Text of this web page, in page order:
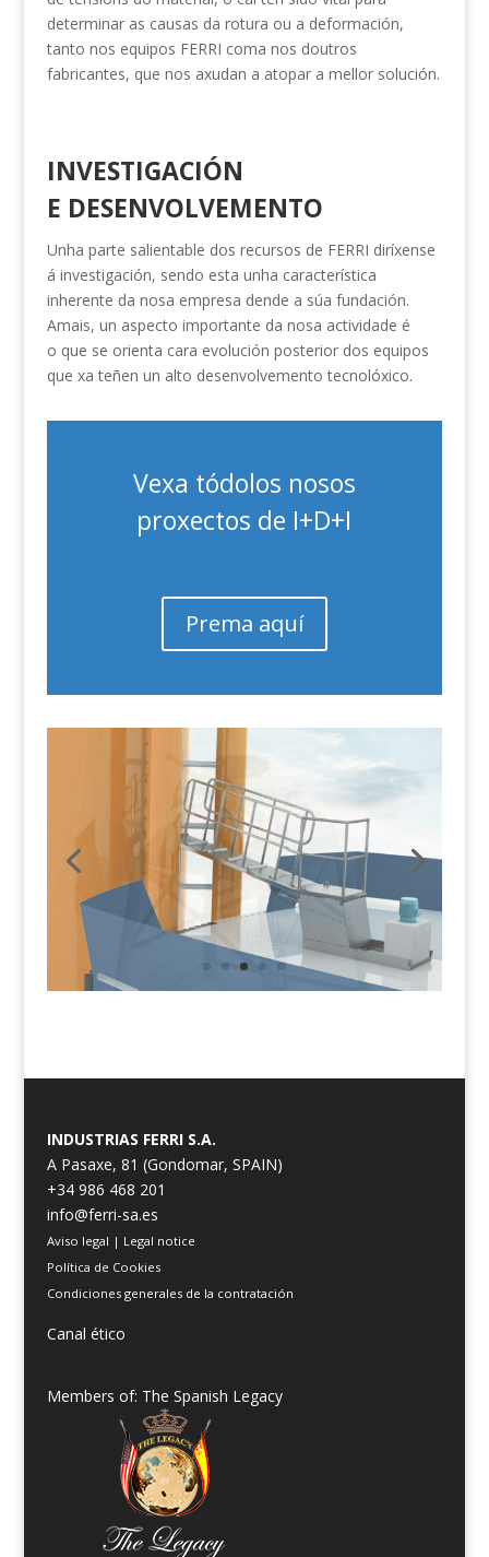
determinar as causas da rotura ou a deformación,
tanto nos equipos FERRI coma nos doutros
fabricantes, que nos axudan a atopar a mellor solución.
INVESTIGACIÓN
E DESENVOLVEMENTO
Unha parte salientable dos recursos de FERRI diríxense
á investigación, sendo esta unha característica
inherente da nosa empresa dende a súa fundación.
Amais, un aspecto importante da nosa actividade é
o que se orienta cara evolución posterior dos equipos
que xa teñen un alto desenvolvemento tecnolóxico.
Vexa tódolos nosos
proxectos de I+D+I
Prema aquí
INDUSTRIAS FERRI S.A.
A Pasaxe, 81 (Gondomar, SPAIN)
+34 986 468 201
info@ferri-sa.es
Aviso legal | Legal notice
Política de Cookies
Condiciones generales de la contratación
Canal ético
Members of: The Spanish Legacy